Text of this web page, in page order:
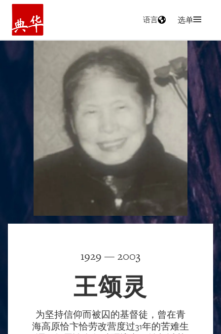
主页
语言 选单
1929 — 2003
王颂灵
为坚持信仰而被囚的基督徒，曾在青
海高原恰卞恰劳改营度过31年的苦难生